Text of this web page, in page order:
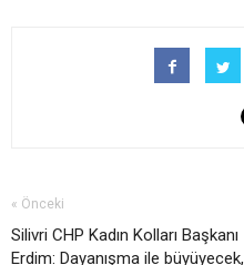
« Önceki
Silivri CHP Kadın Kolları Başkanı
Erdim: Dayanışma ile büyüyecek,